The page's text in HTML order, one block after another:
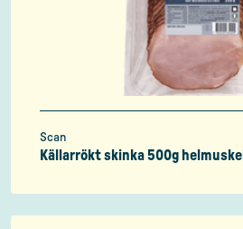
Scan
Källarrökt skinka 500g helmuskel